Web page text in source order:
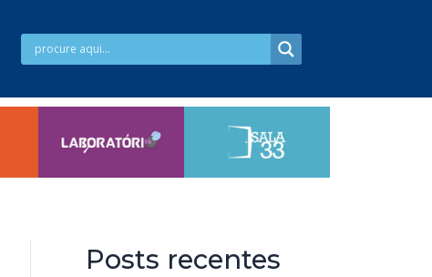
Posts recentes